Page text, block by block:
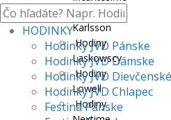
Hodiny
Karlsson
Hodiny
Laskowscy
Hodiny
Lowell
Hodiny
HODINKY
Hodinky JVD Pánske
Hodinky JVD Dámske
Hodinky JVD Dievčenské
Hodinky JVD Chlapec
Festina Pánske